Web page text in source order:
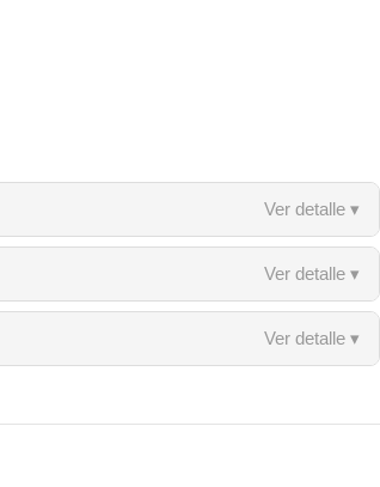
Ver detalle ▾
Ver detalle ▾
Ver detalle ▾